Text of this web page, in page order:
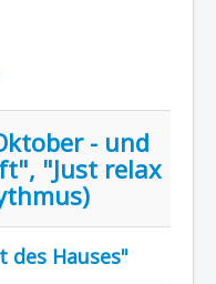
- und
"Just relax
des Hauses"